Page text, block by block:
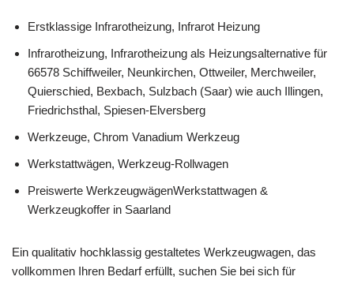
Erstklassige Infrarotheizung, Infrarot Heizung
Infrarotheizung, Infrarotheizung als Heizungsalternative für
66578 Schiffweiler, Neunkirchen, Ottweiler, Merchweiler,
Quierschied, Bexbach, Sulzbach (Saar) wie auch Illingen,
Friedrichsthal, Spiesen-Elversberg
Werkzeuge, Chrom Vanadium Werkzeug
Werkstattwägen, Werkzeug-Rollwagen
Preiswerte WerkzeugwägenWerkstattwagen &
Werkzeugkoffer in Saarland
Ein qualitativ hochklassig gestaltetes Werkzeugwagen, das
vollkommen Ihren Bedarf erfüllt, suchen Sie bei sich für